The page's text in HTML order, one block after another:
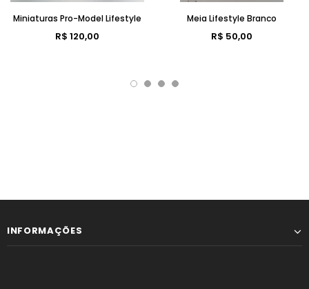
Miniaturas Pro-Model Lifestyle
R$ 120,00
Meia Lifestyle Branco
R$ 50,00
INFORMAÇÕES